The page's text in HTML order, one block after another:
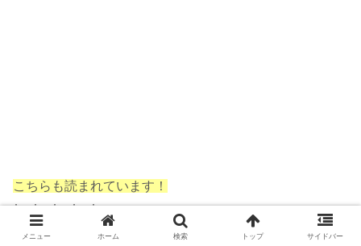
こちらも読まれています！
⇩ ⇩ ⇩ ⇩ ⇩
メニュー ホーム 検索 トップ サイドバー